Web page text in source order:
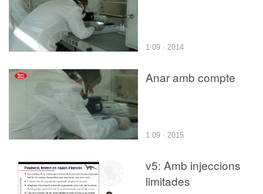
1:09 · 2014
Anar amb compte
1:09 · 2015
v5: Amb injeccions
limitades